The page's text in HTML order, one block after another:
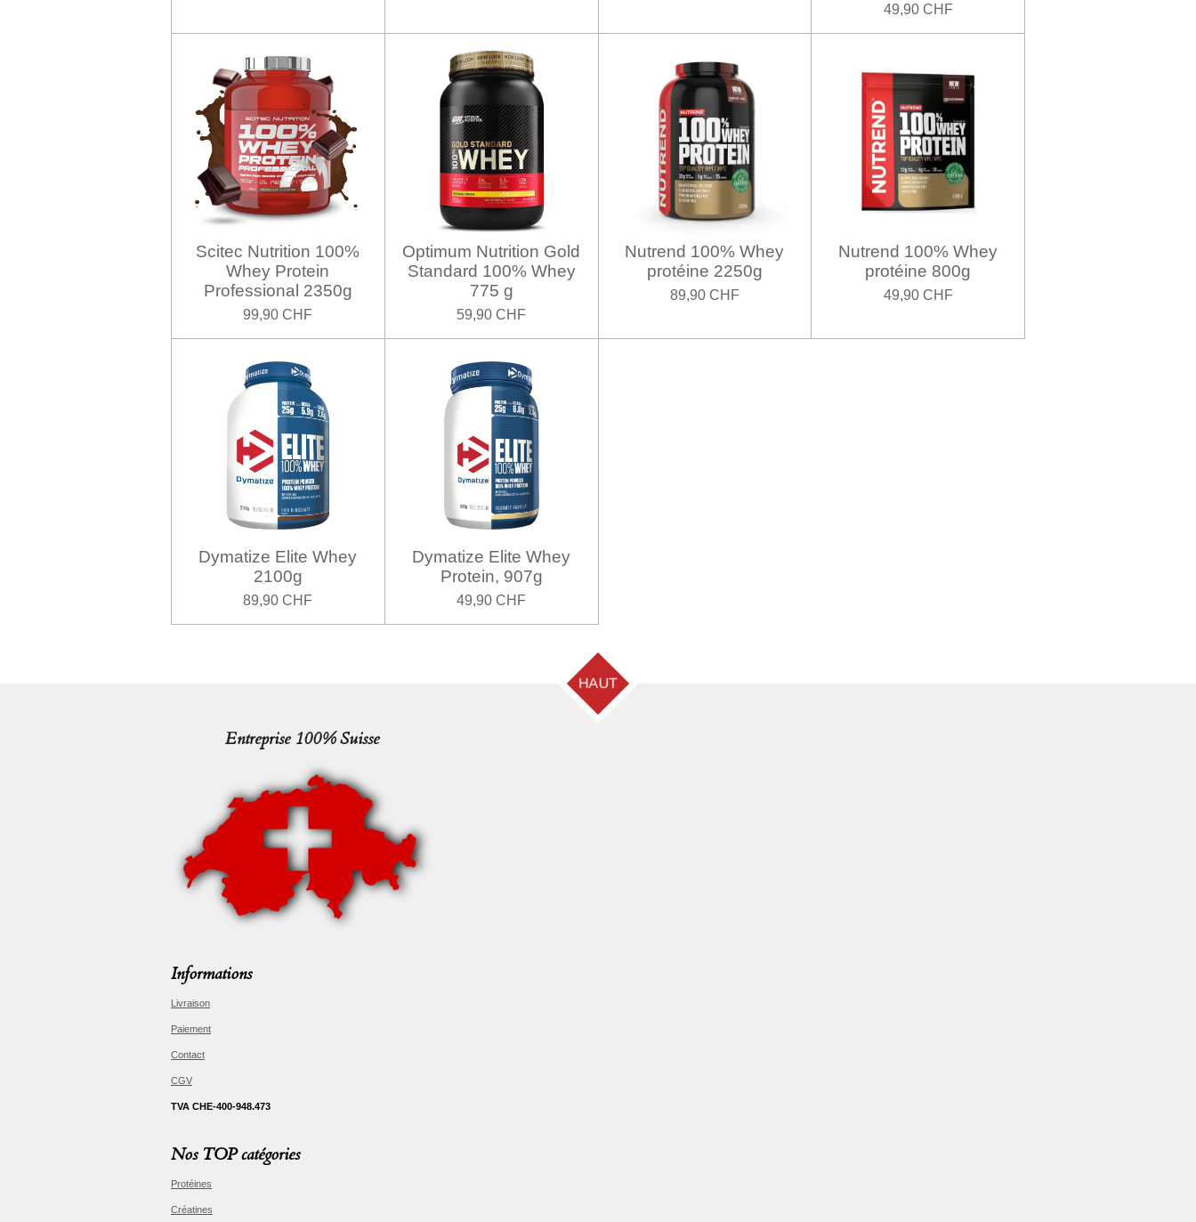
49,90 CHF
Scitec Nutrition 100%
Whey Protein
Professional 2350g
99,90 CHF
Optimum Nutrition Gold
Standard 100% Whey
775 g
59,90 CHF
Nutrend 100% Whey
protéine 2250g
89,90 CHF
Nutrend 100% Whey
protéine 800g
49,90 CHF
Dymatize Elite Whey
2100g
89,90 CHF
Dymatize Elite Whey
Protein, 907g
49,90 CHF
HAUT
Entreprise 100% Suisse
Informations
Livraison
Paiement
Contact
CGV
TVA CHE-400-948.473
Nos TOP catégories
Protéines
Créatines